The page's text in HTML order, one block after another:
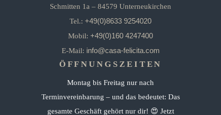
Schmitten 1a – 84579 Unterneukirchen
Tel.: +49(0)8633 9254020
Mobil: +49(0)160 4247400
E-Mail: info@casa-felicita.com
ÖFFNUNGSZEITEN
Montag bis Freitag nur nach
Terminvereinbarung – und das bedeutet: Das
gesamte Geschäft gehört nur dir! 😍 Jetzt